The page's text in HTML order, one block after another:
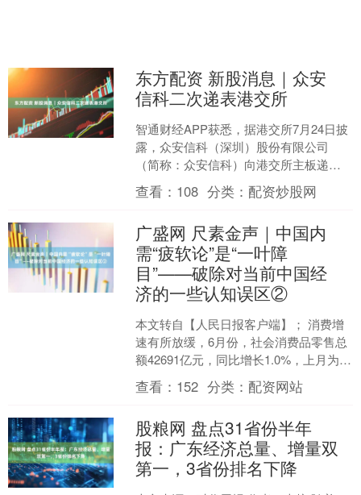
东方配资 新股消息｜众安
信科二次递表港交所
智通财经APP获悉，据港交所7月24日披
露，众安信科（深圳）股份有限公司
（简称：众安信科）向港交所主板递交
上市申请，工银国际、国联证券国际为
其联席保荐人。 该公....
查看： 108 分类：配资炒股网
广盛网 尺素金声｜中国内
需“疲软论”是“一叶障
目”——破除对当前中国经
济的一些认知误区②
本文转自【人民日报客户端】； 消费增
速有所放缓，6月份，社会消费品零售总
额42691亿元，同比增长1.0%，上月为下
降0.6%；投资总量出现下行，全国固定
资产投....
查看： 152 分类：配资网站
股粮网 盘点31省份半年
报：广东经济总量、增量双
第一，3省份排名下降